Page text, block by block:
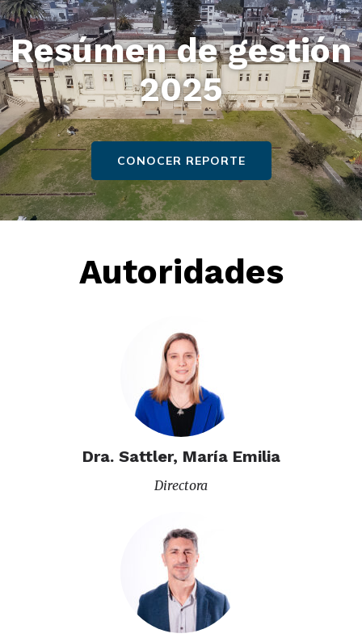
Resúmen de gestión
2025
CONOCER REPORTE
Autoridades
Dra. Sattler, María Emilia
Directora